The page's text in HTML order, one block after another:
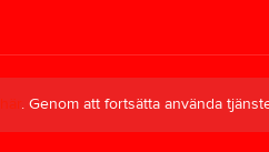
här. Genom att fortsätta använda